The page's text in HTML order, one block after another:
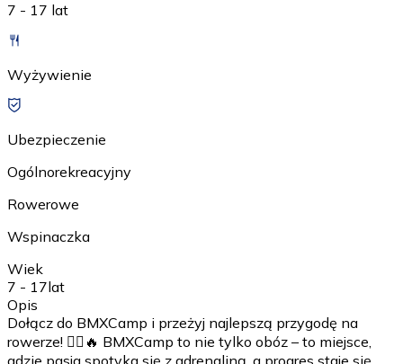
7 - 17 lat
Wyżywienie
Ubezpieczenie
Ogólnorekreacyjny
Rowerowe
Wspinaczka
Wiek
7 - 17lat
Opis
Dołącz do BMXCamp i przeżyj najlepszą przygodę na
rowerze! 🚴‍♂️🔥 BMXCamp to nie tylko obóz – to miejsce,